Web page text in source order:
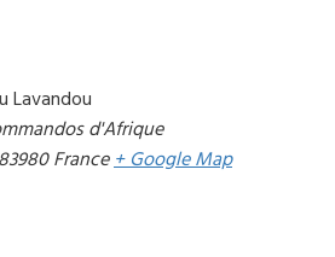
Lavandou
d'Afrique
83980France+ Google Map